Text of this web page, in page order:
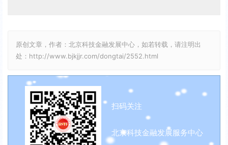
原创文章，作者：北京科技金融发展中心，如若转载，请注明出
处：http://www.bjkjjr.com/dongtai/2552.html
扫码关注
北京科技金融发展服务中心